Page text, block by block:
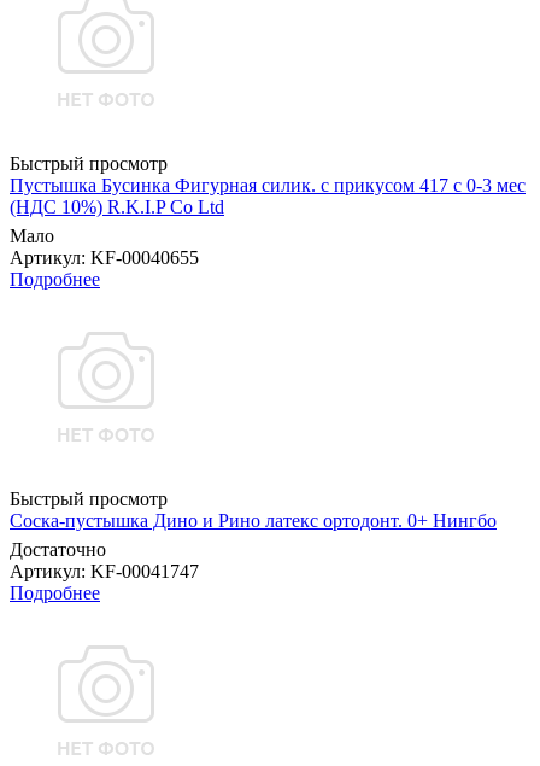
Быстрый просмотр
Пустышка Бусинка Фигурная силик. с прикусом 417 с 0-3 мес
(НДС 10%) R.K.I.P Co Ltd
Мало
Артикул: KF-00040655
Подробнее
Быстрый просмотр
Соска-пустышка Дино и Рино латекс ортодонт. 0+ Нингбо
Достаточно
Артикул: KF-00041747
Подробнее